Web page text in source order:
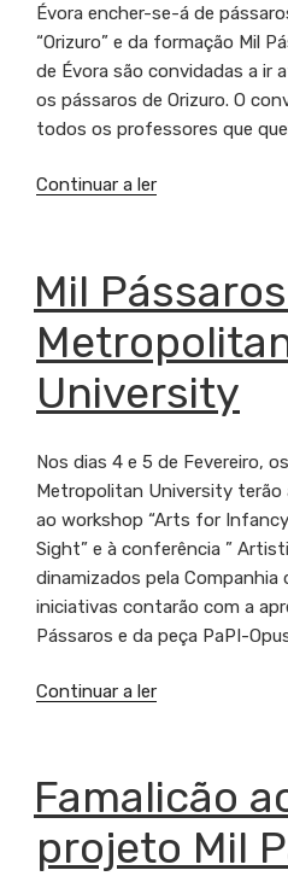
Évora encher-se-á de
“Orizuro” e da formação Mil
de Évora são convidadas a ir
os pássaros de Orizuro. O
todos os professores que
Continuar a ler“Convento
“Orizuro”
e
Formação
Mil
Pássaros”
EM
Mil
University
Nos dias 4 e 5 de Fevereiro,
Metropolitan University
ao workshop “Arts for
Sight” e à conferência ”
dinamizados pela Companhia
iniciativas contarão com a
Pássaros e da peça PaPI-
Continuar a ler“Mil
Oslo
Metropolitan
University”
PUBLICADO
EM
Famalicão
projeto Mil